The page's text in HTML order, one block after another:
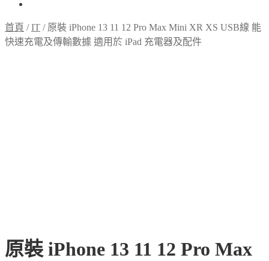
首頁 /IT / 原裝 iPhone 13 11 12 Pro Max Mini XR XS USB線 能
快速充電及傳輸數據 適用於 iPad 充電器及配件
原裝 iPhone 13 11 12 Pro Max